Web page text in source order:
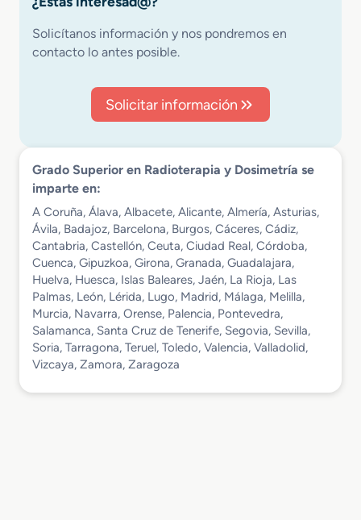
Solicítanos información y nos pondremos en
contacto lo antes posible.
Solicitar información
Grado Superior en Radioterapia y Dosimetría se
imparte en:
A Coruña, Álava, Albacete, Alicante, Almería, Asturias,
Ávila, Badajoz, Barcelona, Burgos, Cáceres, Cádiz,
Cantabria, Castellón, Ceuta, Ciudad Real, Córdoba,
Cuenca, Gipuzkoa, Girona, Granada, Guadalajara,
Huelva, Huesca, Islas Baleares, Jaén, La Rioja, Las
Palmas, León, Lérida, Lugo, Madrid, Málaga, Melilla,
Murcia, Navarra, Orense, Palencia, Pontevedra,
Salamanca, Santa Cruz de Tenerife, Segovia, Sevilla,
Soria, Tarragona, Teruel, Toledo, Valencia, Valladolid,
Vizcaya, Zamora, Zaragoza